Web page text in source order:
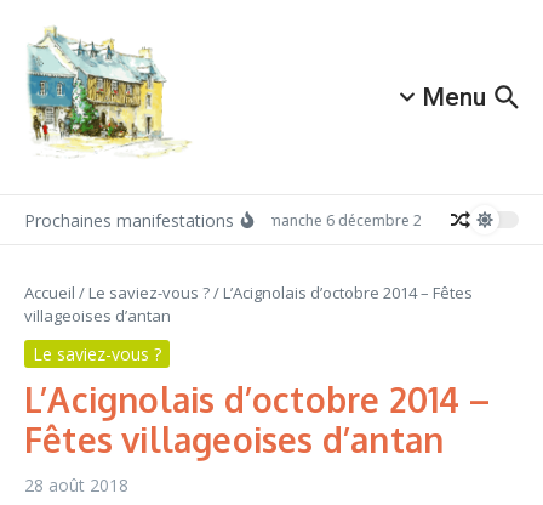
Menu
Prochaines manifestations Dimanche 6 décembre 2026:
Accueil / Le saviez-vous ?/ L’Acignolais d’octobre 2014 – Fêtes
villageoises d’antan
Le saviez-vous ?
L’Acignolais d’octobre 2014 –
Fêtes villageoises d’antan
28 août 2018